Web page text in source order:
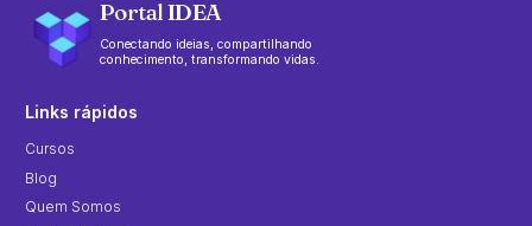
Portal IDEA
Conectando ideias, compartilhando
conhecimento, transformando vidas.
Links rápidos
Cursos
Blog
Quem Somos